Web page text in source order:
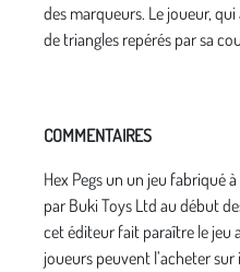
des marqueurs. Le joueur,
de triangles repérés par sa
COMMENTAIRES
Hex Pegs un un jeu fabriqué
par Buki Toys Ltd au début
cet éditeur fait paraître le jeu
joueurs peuvent l’acheter